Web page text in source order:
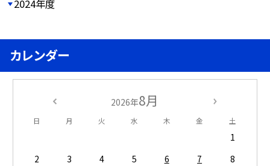
2024年度
カレンダー
2026年8月
日 月 火 水 木 金 土
1
2
3 4 5 6 7
8